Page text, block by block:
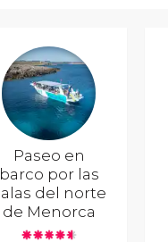
Paseo en
barco por las
del norte
de Menorca